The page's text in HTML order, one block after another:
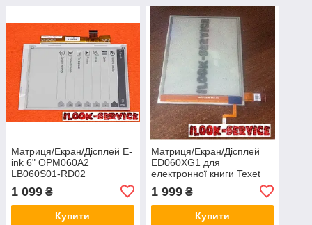
Матриця/Екран/Дісплей E-
ink 6" OPM060A2
LB060S01-RD02
1 099 ₴
Купити
Матриця/Екран/Дісплей
ED060XG1 для
електронної книги Texet
1 999₴
Купити